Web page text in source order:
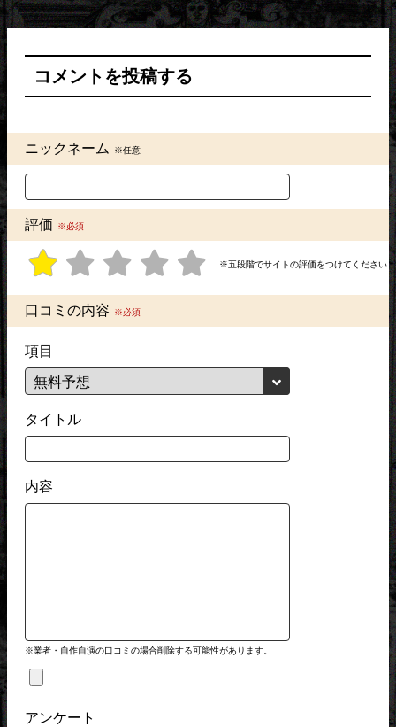
コメントを投稿する
ニックネーム ※任意
評価 ※必須
※五段階でサイトの評価をつけてください
口コミの内容 ※必須
項目
タイトル
内容
※業者・自作自演の口コミの場合削除する可能性があります。
アンケート